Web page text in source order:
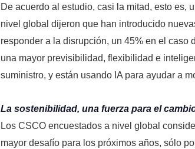
De acuerdo al estudio, casi la mitad, esto es,
nivel global dijeron que han introducido
responder a la disrupción, un 45% en el caso
una mayor previsibilidad, flexibilidad e
suministro, y están usando IA para ayudar a
La sostenibilidad, una fuerza para el
Los CSCO encuestados a nivel global
mayor desafío para los próximos años, sólo